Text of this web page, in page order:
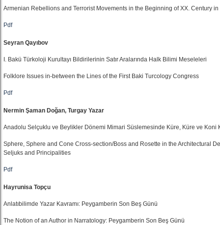
Armenian Rebellions and Terrorist Movements in the Beginning of XX. Century
Pdf
Seyran Qayıbov
I. Bakü Türkoloji Kurultayı Bildirilerinin Satır Aralarında Halk Bilimi Meseleleri
Folklore Issues in-between the Lines of the First Baki Turcology Congress
Pdf
Nermin Şaman Doğan, Turgay Yazar
Anadolu Selçuklu ve Beylikler Dönemi Mimari Süslemesinde Küre, Küre ve Koni
Sphere, Sphere and Cone Cross-section/Boss and Rosette in the Architectural
Seljuks and Principalities
Pdf
Hayrunisa Topçu
Anlatıbilimde Yazar Kavramı: Peygamberin Son Beş Günü
The Notion of an Author in Narratology: Peygamberin Son Beş Günü